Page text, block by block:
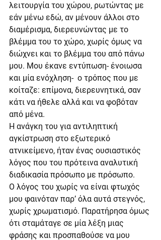
λειτουργία του χώρου, ρωτώντας με
εάν μένω εδώ, αν μένουν άλλοι στο
διαμέρισμα, διερευνώντας με το
βλέμμα του το χώρο, χωρίς όμως να
διώχνει και το βλέμμα του από πάνω
μου. Μου έκανε εντύπωση- ένοιωσα
και μία ενόχληση-  ο τρόπος που με
κοίταζε: επίμονα, διερευνητικά, σαν
κάτι να ήθελε αλλά και να φοβόταν
από μένα.
Η ανάγκη του για αντιληπτική
αγκίστρωση στο εξωτερικό
ατνικείμενο, ήταν ένας ουσιαστικός
λόγος που του πρότεινα αναλυτική
διαδικασία πρόσωπο με πρόσωπο.
Ο λόγος του χωρίς να είναι φτωχός
μου φαινόταν παρ’ όλα αυτά στεγνός,
χωρίς χρωματισμό. Παρατήρησα όμως
ότι σταμάταγε σε μία λέξη μιας
φράσης και προσπαθούσε να μου